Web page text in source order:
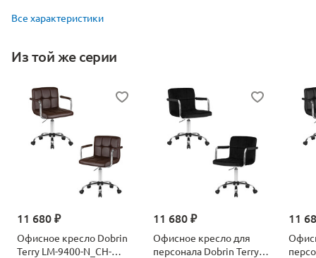
Все характеристики
Из той же серии
11 680 ₽
Офисное кресло Dobrin
Terry LM-9400-N_CH-
11 680 ₽
Офисное кресло для
персонала Dobrin Terry
11